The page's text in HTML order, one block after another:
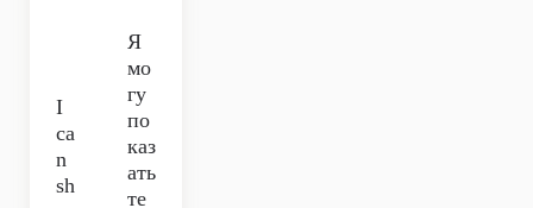
I
ca
n
sh
Я
мо
гу
по
каз
ать
те